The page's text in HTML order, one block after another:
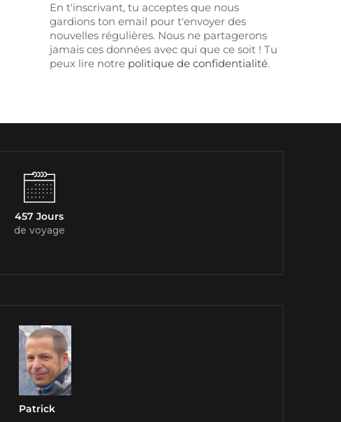
En t'inscrivant, tu acceptes que nous
gardions ton email pour t'envoyer des
nouvelles régulières. Nous ne partagerons
jamais ces données avec qui que ce soit ! Tu
peux lire notre politique de confidentialité.
457 Jours
de voyage
Patrick